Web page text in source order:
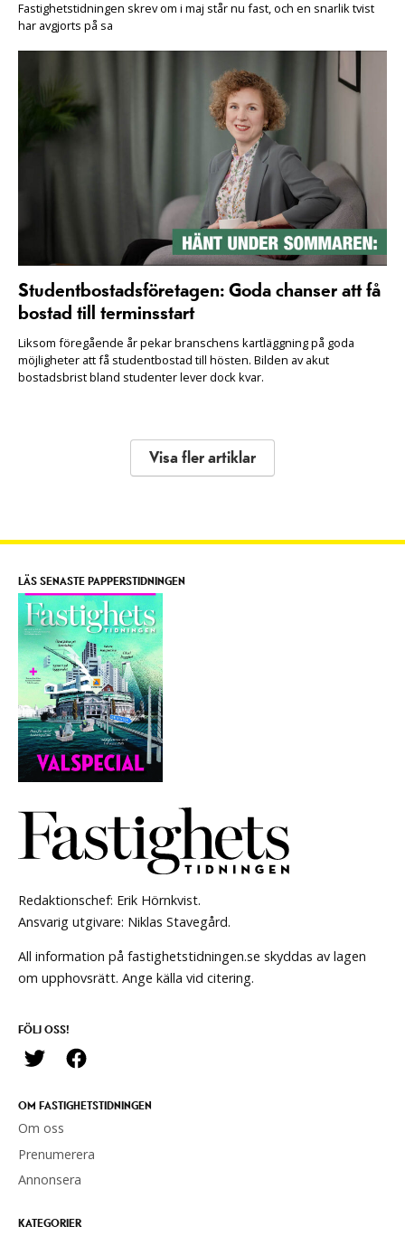
Fastighetstidningen skrev om i maj står nu fast, och en snarlik tvist
har avgjorts på sa
Studentbostadsföretagen: Goda chanser att få
bostad till terminsstart
Liksom föregående år pekar branschens kartläggning på goda
möjligheter att få studentbostad till hösten. Bilden av akut
bostadsbrist bland studenter lever dock kvar.
Visa fler artiklar
Redaktionschef: Erik Hörnkvist.
Ansvarig utgivare: Niklas Stavegård.
All information på fastighetstidningen.se skyddas av lagen
om upphovsrätt. Ange källa vid citering.
FÖLJ OSS!
OM FASTIGHETSTIDNINGEN
Om oss
Prenumerera
Annonsera
KATEGORIER
LÄS SENASTE PAPPERSTIDNINGEN